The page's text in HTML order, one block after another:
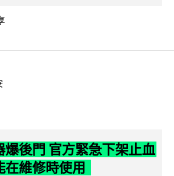
爆後門 官方緊急下架止血
維修時使用